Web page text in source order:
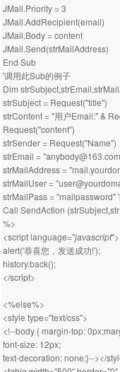
JMail.Priority = 3
JMail.AddRecipient(email)
JMail.Body = content
JMail.Send(strMailAddress)
End Sub
'调用此Sub的例子
Dim
strSubject = Request("title")
strContent = "用户Email:" &
Request("content")
strSender = Request("Name")
strEmail =
strMailAddress =
strMailUser =
strMailPass = "mailpassword"
Call SendAction
%>
<script language="javascript">
alert('恭喜您，发送成功!');
history.back();
</script>
<%else%>
<style type="text/css">
<!--body { margin-top:
font-size: 12px;
text-decoration: none;}--></